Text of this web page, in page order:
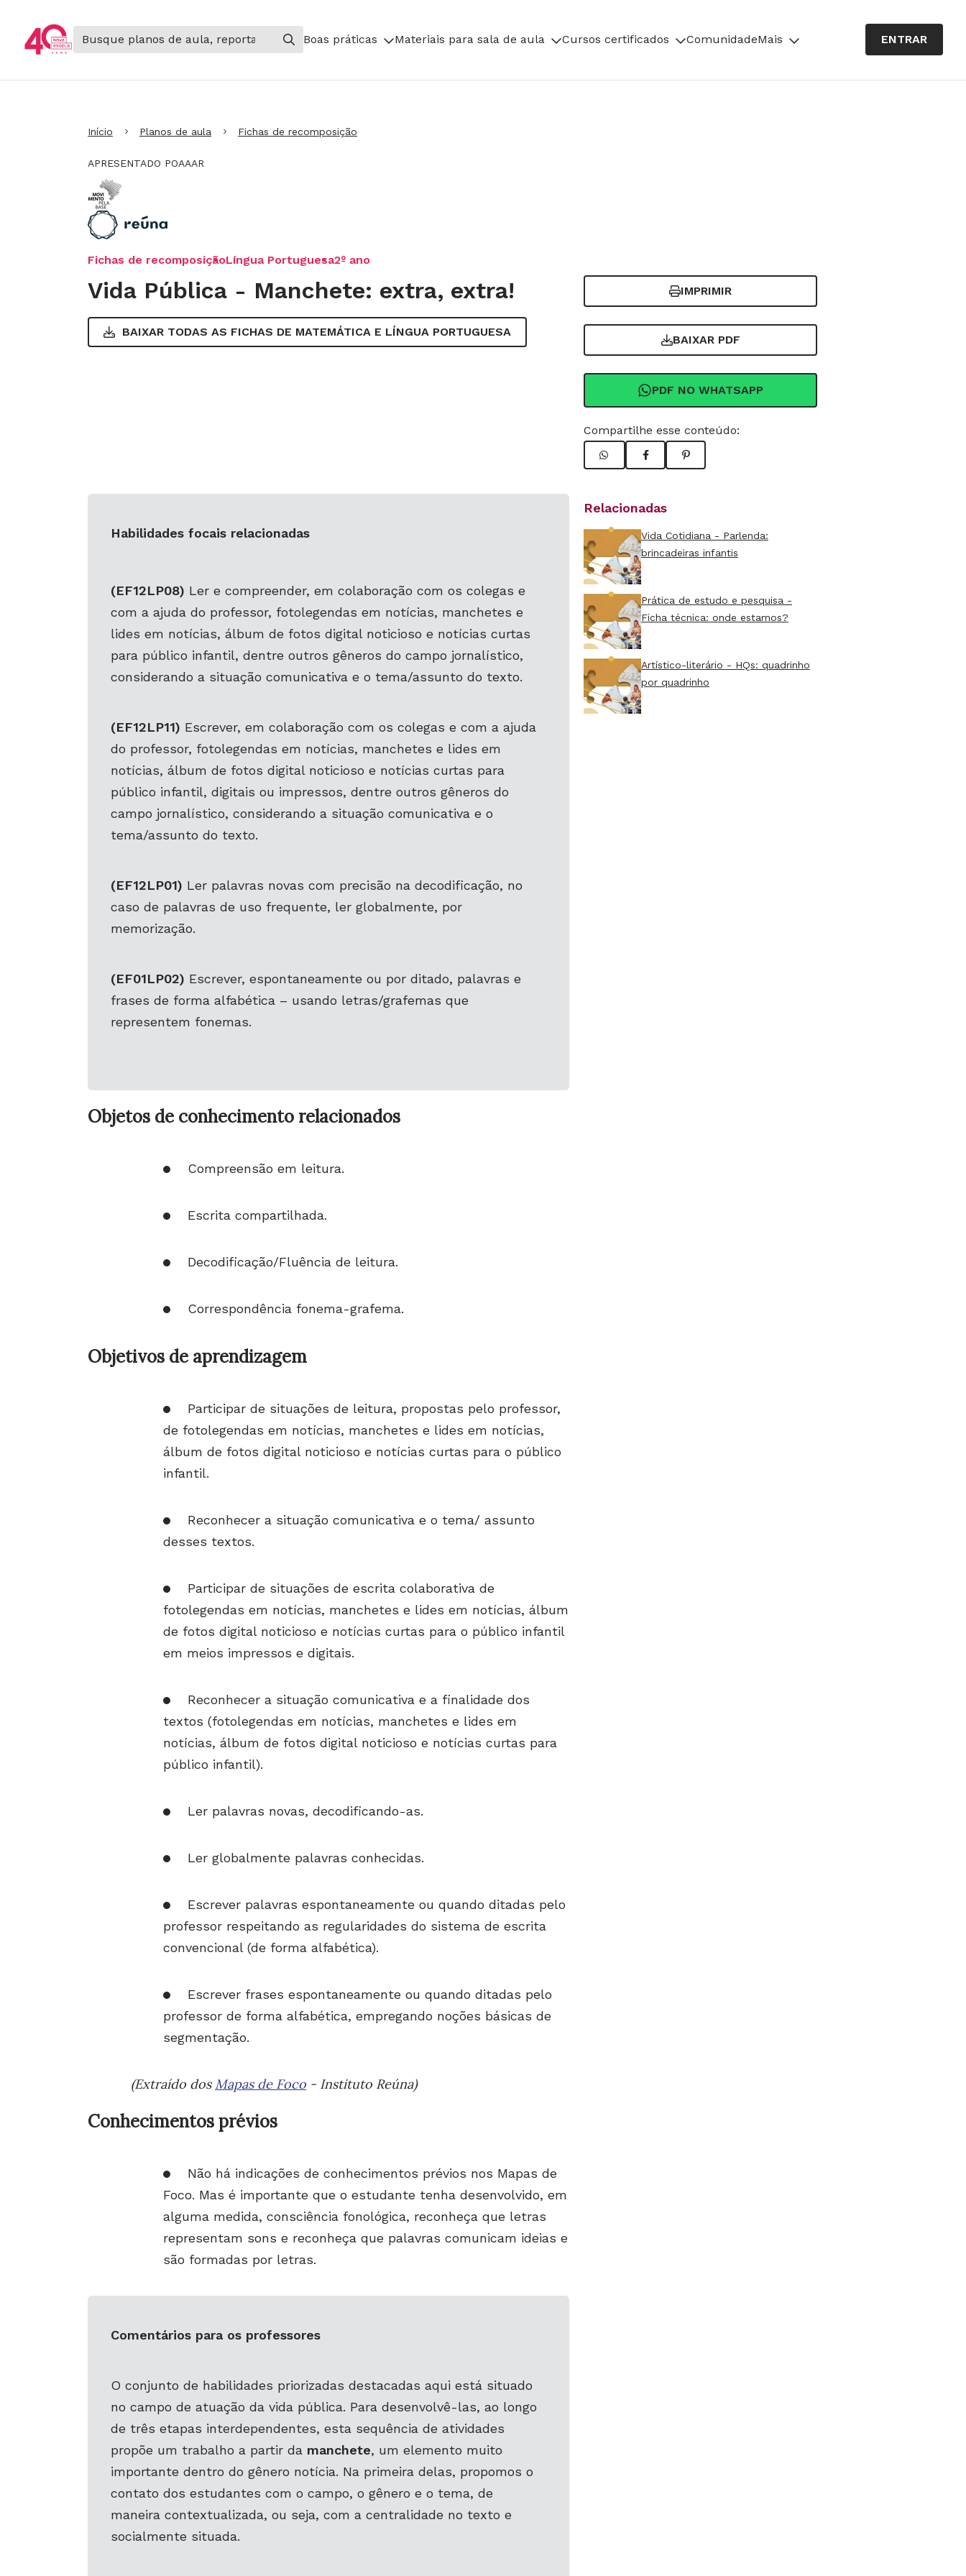
Boas práticas Materiais para sala de aula Cursos certificados ComunidadeMais ENTRAR
Início Planos de aula Fichas de recomposição
APRESENTADO POAAAR
Fichas de recomposiçãoLíngua Portuguesa2º ano
Vida Pública - Manchete: extra, extra!
BAIXAR TODAS AS FICHAS DE MATEMÁTICA E LÍNGUA PORTUGUESA
IMPRIMIR
BAIXAR PDF
PDF NO WHATSAPP
Habilidades focais relacionadas
(EF12LP08) Ler e compreender, em colaboração com os colegas e
com a ajuda do professor, fotolegendas em notícias, manchetes e
lides em notícias, álbum de fotos digital noticioso e notícias curtas
para público infantil, dentre outros gêneros do campo jornalístico,
considerando a situação comunicativa e o tema/assunto do texto.
(EF12LP11) Escrever, em colaboração com os colegas e com a ajuda
do professor, fotolegendas em notícias, manchetes e lides em
notícias, álbum de fotos digital noticioso e notícias curtas para
público infantil, digitais ou impressos, dentre outros gêneros do
campo jornalístico, considerando a situação comunicativa e o
tema/assunto do texto.
(EF12LP01) Ler palavras novas com precisão na decodificação, no
caso de palavras de uso frequente, ler globalmente, por
memorização.
(EF01LP02) Escrever, espontaneamente ou por ditado, palavras e
frases de forma alfabética – usando letras/grafemas que
representem fonemas.
Objetos de conhecimento relacionados
Compreensão em leitura.
Escrita compartilhada.
Decodificação/Fluência de leitura.
Correspondência fonema-grafema.
Objetivos de aprendizagem
Participar de situações de leitura, propostas pelo professor,
de fotolegendas em notícias, manchetes e lides em notícias,
álbum de fotos digital noticioso e notícias curtas para o público
infantil.
Reconhecer a situação comunicativa e o tema/ assunto
desses textos.
Participar de situações de escrita colaborativa de
fotolegendas em notícias, manchetes e lides em notícias, álbum
de fotos digital noticioso e notícias curtas para o público infantil
em meios impressos e digitais.
Reconhecer a situação comunicativa e a finalidade dos
textos (fotolegendas em notícias, manchetes e lides em
notícias, álbum de fotos digital noticioso e notícias curtas para
público infantil).
Ler palavras novas, decodificando-as.
Ler globalmente palavras conhecidas.
Escrever palavras espontaneamente ou quando ditadas pelo
professor respeitando as regularidades do sistema de escrita
convencional (de forma alfabética).
Escrever frases espontaneamente ou quando ditadas pelo
professor de forma alfabética, empregando noções básicas de
segmentação.
(Extraído dos Mapas de Foco - Instituto Reúna)
Conhecimentos prévios
Não há indicações de conhecimentos prévios nos Mapas de
Foco. Mas é importante que o estudante tenha desenvolvido, em
alguma medida, consciência fonológica, reconheça que letras
representam sons e reconheça que palavras comunicam ideias e
são formadas por letras.
Comentários para os professores
O conjunto de habilidades priorizadas destacadas aqui está situado
no campo de atuação da vida pública. Para desenvolvê-las, ao longo
de três etapas interdependentes, esta sequência de atividades
propõe um trabalho a partir da manchete, um elemento muito
importante dentro do gênero notícia. Na primeira delas, propomos o
contato dos estudantes com o campo, o gênero e o tema, de
maneira contextualizada, ou seja, com a centralidade no texto e
socialmente situada.
Compartilhe esse conteúdo:
Relacionadas
Vida Cotidiana - Parlenda:
brincadeiras infantis
Prática de estudo e pesquisa -
Ficha técnica: onde estamos?
Artístico-literário - HQs: quadrinho
por quadrinho